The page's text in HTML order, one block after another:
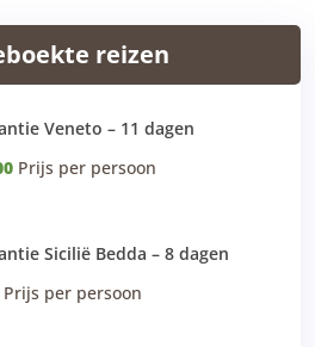
reizen
Veneto – 11 dagen
Prijs per persoon
Sicilië Bedda – 8 dagen
Prijs per persoon